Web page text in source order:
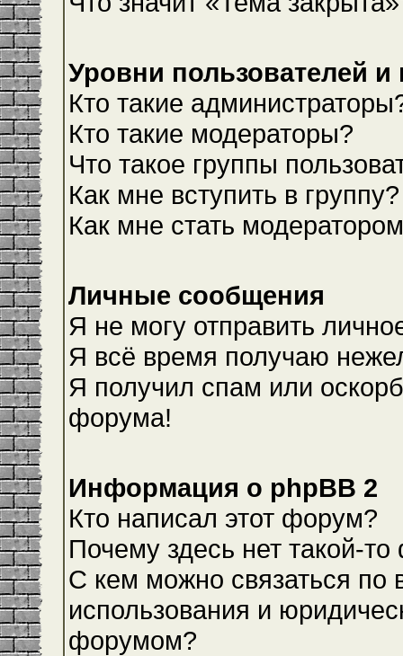
Уровни пользователей и
Кто такие
Кто такие модераторы?
Что такое группы
Как мне вступить в группу?
Как мне стать
Личные сообщения
Я не могу отправить
Я всё время получаю
Я получил спам или
форума!
Информация о phpBB 2
Кто написал этот форум?
Почему здесь нет такой-
С кем можно связаться по
использования и
форумом?